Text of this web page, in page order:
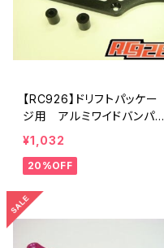
【RC926】ドリフトパッケー
ジ用 アルミワイドバンパー
ブレース ブラック KN-D
P11BK
¥1,032
20%OFF